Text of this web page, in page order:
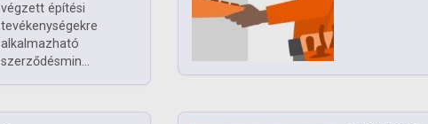
végzett építési
tevékenységekre
alkalmazható
szerződésmin...